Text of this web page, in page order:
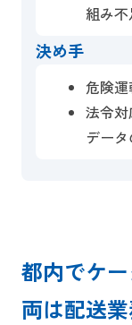
組み不
決め手
危険
法令
デー
都内でケ
両は配送